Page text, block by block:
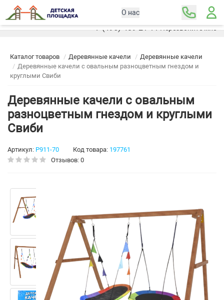
О нас
Москва
+7 (495) 489-21-11Перезвоните мне
Каталог товаров Деревянные качели
Деревянные качели
Деревянные качели с овальным разноцветным гнездом и
круглыми Свиби
Деревянные качели с овальным
разноцветным гнездом и круглыми
Свиби
Артикул: Р911-70 Код товара: 197761
Отзывов: 0